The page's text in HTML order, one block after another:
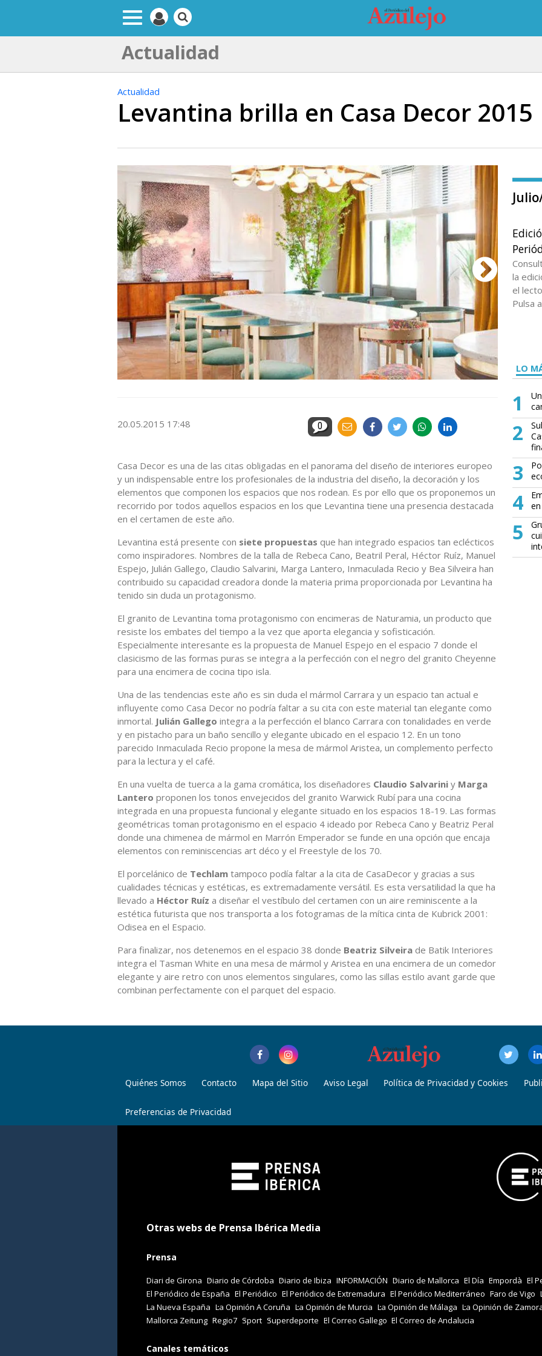
Actualidad
Actualidad
Levantina brilla en Casa Decor 2015
20.05.2015 17:48 0
Casa Decor es una de las citas obligadas en el panorama del diseño de interiores europeo
y un indispensable entre los profesionales de la industria del diseño, la decoración y los
elementos que componen los espacios que nos rodean. Es por ello que os proponemos un
recorrido por todos aquellos espacios en los que Levantina tiene una presencia destacada
en el certamen de este año.
Levantina está presente con siete propuestas que han integrado espacios tan eclécticos
como inspiradores. Nombres de la talla de Rebeca Cano, Beatril Peral, Héctor Ruíz, Manuel
Espejo, Julián Gallego, Claudio Salvarini, Marga Lantero, Inmaculada Recio y Bea Silveira han
contribuido su capacidad creadora donde la materia prima proporcionada por Levantina ha
tenido sin duda un protagonismo.
El granito de Levantina toma protagonismo con encimeras de Naturamia, un producto que
resiste los embates del tiempo a la vez que aporta elegancia y sofisticación.
Especialmente interesante es la propuesta de Manuel Espejo en el espacio 7 donde el
clasicismo de las formas puras se integra a la perfección con el negro del granito Cheyenne
para una encimera de cocina tipo isla.
Una de las tendencias este año es sin duda el mármol Carrara y un espacio tan actual e
influyente como Casa Decor no podría faltar a su cita con este material tan elegante como
inmortal. Julián Gallego integra a la perfección el blanco Carrara con tonalidades en verde
y en pistacho para un baño sencillo y elegante ubicado en el espacio 12. En un tono
parecido Inmaculada Recio propone la mesa de mármol Aristea, un complemento perfecto
para la lectura y el café.
En una vuelta de tuerca a la gama cromática, los diseñadores Claudio Salvarini y Marga
Lantero proponen los tonos envejecidos del granito Warwick Rubí para una cocina
integrada en una propuesta funcional y elegante situado en los espacios 18-19. Las formas
geométricas toman protagonismo en el espacio 4 ideado por Rebeca Cano y Beatriz Peral
donde una chimenea de mármol en Marrón Emperador se funde en una opción que encaja
elementos con reminiscencias art déco y el Freestyle de los 70.
El porcelánico de Techlam tampoco podía faltar a la cita de CasaDecor y gracias a sus
cualidades técnicas y estéticas, es extremadamente versátil. Es esta versatilidad la que ha
llevado a Héctor Ruíz a diseñar el vestíbulo del certamen con un aire reminiscente a la
estética futurista que nos transporta a los fotogramas de la mítica cinta de Kubrick 2001:
Odisea en el Espacio.
Para finalizar, nos detenemos en el espacio 38 donde Beatriz Silveira de Batik Interiores
integra el Tasman White en una mesa de mármol y Aristea en una encimera de un comedor
elegante y aire retro con unos elementos singulares, como las sillas estilo avant garde que
combinan perfectamente con el parquet del espacio.
la
el
Pulsa
LO
1
2
3
4
5
Quiénes Somos Contacto Mapa del Sitio Aviso Legal Política de Privacidad y Cookies
Preferencias de Privacidad
Otras webs de Prensa Ibérica Media
Prensa
Diari de Girona Diario de Córdoba Diario de Ibiza INFORMACIÓN Diario de Mallorca El Día Empordà El
El Periódico de España El Periódico El Periódico de Extremadura El Periódico Mediterráneo Faro de Vigo
La Nueva España La Opinión A Coruña La Opinión de Murcia La Opinión de Málaga La Opinión de
Mallorca Zeitung Regio7 Sport Superdeporte El Correo Gallego El Correo de Andalucia
Canales temáticos